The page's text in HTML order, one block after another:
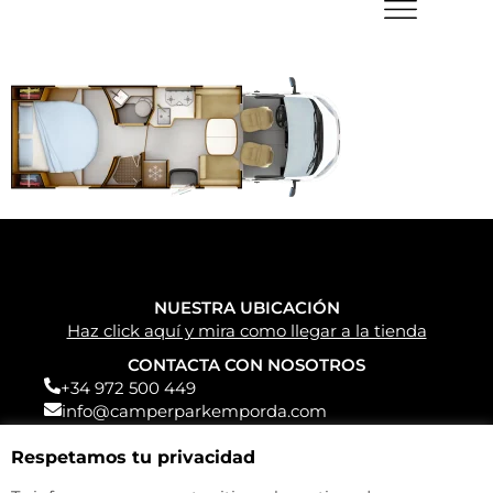
NUESTRA UBICACIÓN
Haz click aquí y mira como llegar a la tienda
CONTACTA CON NOSOTROS
+34 972 500 449
info@camperparkemporda.com
NUESTRAS REDES
Respetamos tu privacidad